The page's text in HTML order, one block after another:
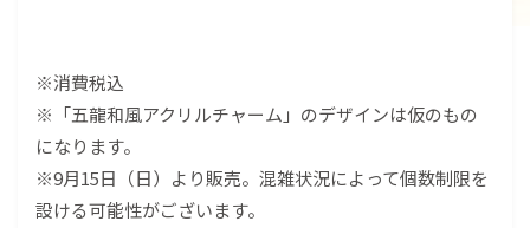
※消費税込
※「五龍和風アクリルチャーム」のデザインは仮のもの
になります。
※9月15日（日）より販売。混雑状況によって個数制限を
設ける可能性がございます。